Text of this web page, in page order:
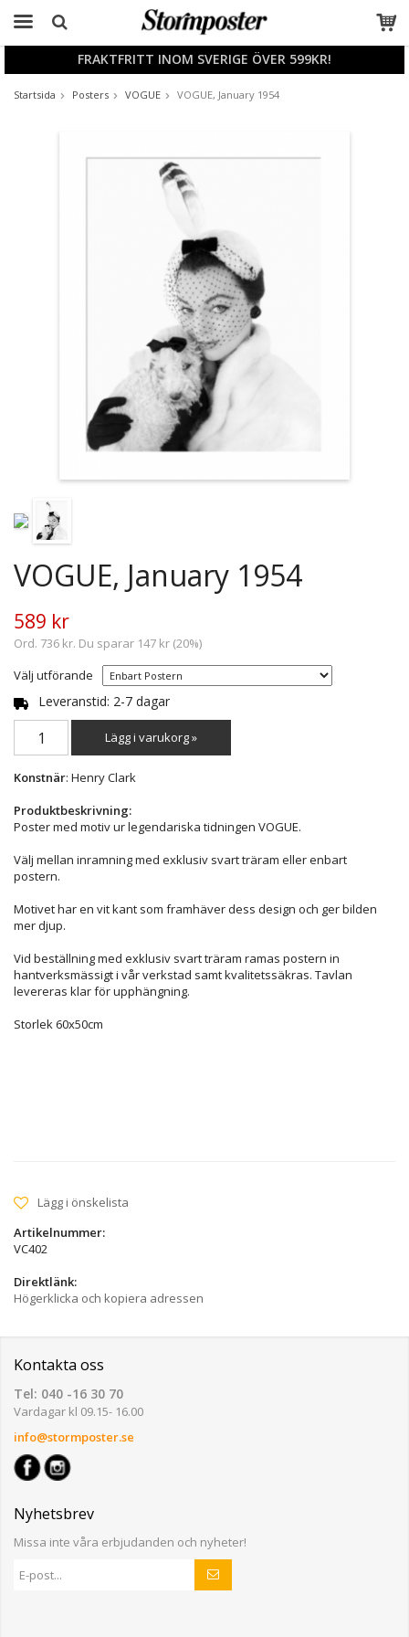
FRAKTFRITT INOM SVERIGE ÖVER 599KR!
Startsida Posters VOGUE VOGUE, January 1954
VOGUE, January 1954
589 kr
Ord. 736 kr. Du sparar 147 kr (20%)
Välj utförande
Leveranstid: 2-7 dagar
Lägg i varukorg »
Konstnär: Henry Clark
Produktbeskrivning:
Poster med motiv ur legendariska tidningen VOGUE.
Välj mellan inramning med exklusiv svart träram eller enbart
postern.
Motivet har en vit kant som framhäver dess design och ger bilden
mer djup.
Vid beställning med exklusiv svart träram ramas postern in
hantverksmässigt i vår verkstad samt kvalitetssäkras. Tavlan
levereras klar för upphängning.
Storlek 60x50cm
Lägg i önskelista
Artikelnummer:
VC402
Direktlänk:
Högerklicka och kopiera adressen
Kontakta oss
Tel: 040 -16 30 70
Vardagar kl 09.15- 16.00
info@stormposter.se
Nyhetsbrev
Missa inte våra erbjudanden och nyheter!